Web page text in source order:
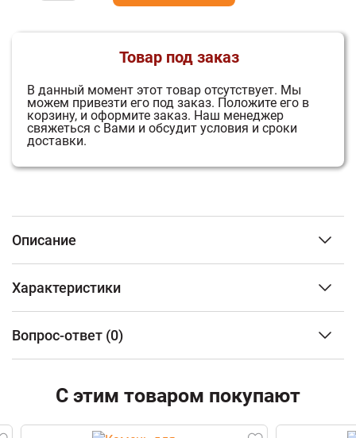
Товар под заказ
В данный момент этот товар отсутствует. Мы
можем привезти его под заказ. Положите его в
корзину, и оформите заказ. Наш менеджер
свяжеться с Вами и обсудит условия и сроки
доставки.
Описание
элементов. На стыке между ними используется
керамический шнур с рабочей температурой 1200
градусов. То есть топка печи абсолютно герметична!
безопасности при эксплуатации.
Показать все
Банная чугунная печь Ураган Ковка 28 (ДТ-4)
Характеристики
Тип топлива
Тип каменки
Наличие бака для воды
С
установки
Вопрос-ответ (0)
Email
С этим товаром покупают